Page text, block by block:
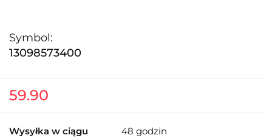
Symbol:
13098573400
59.90
Wysyłka w ciągu 48 godzin